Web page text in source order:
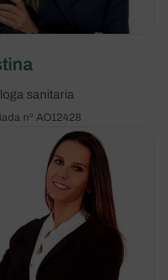
sanitaria
nº AO12428